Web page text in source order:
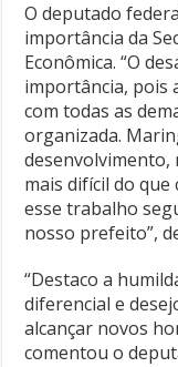
O deputado
importância da
Econômica. “O
importância, pois
com todas as
organizada.
desenvolvimento,
mais difícil do que
esse trabalho
nosso prefeito”,
“Destaco a
diferencial e
alcançar novos
comentou o